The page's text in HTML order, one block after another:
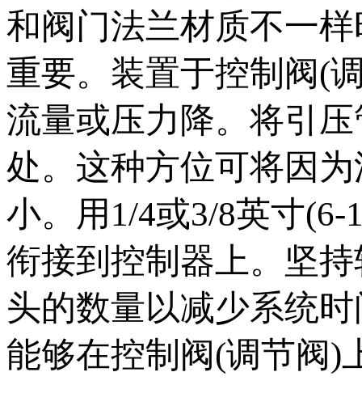
和阀门法兰材质不一
重要。装置于控制阀(
流量或压力降。将引
处。这种方位可将因
小。用1/4或3/8英寸
衔接到控制器上。坚
头的数量以减少系统
能够在控制阀(调节阀)